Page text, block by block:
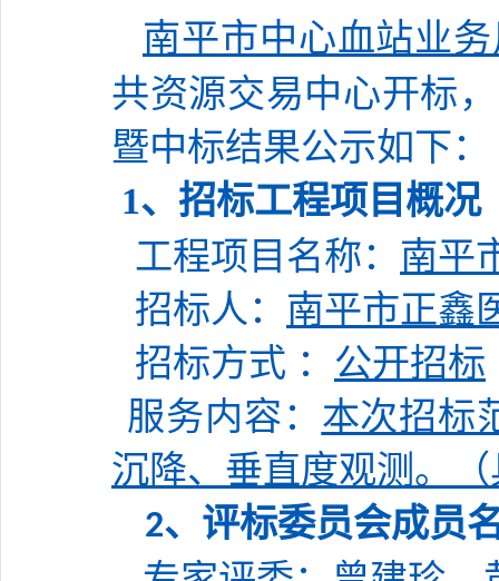
南平市中心血站业
共资源交易中心开标
暨中标结果公示如下：
1、 招标工程项目概况
工程项目名称： 南平
招标人： 南平市正鑫
招标方式 ： 公开招标
服务内容： 本次招标
沉降、垂直度观测。
2、评标委员会成员